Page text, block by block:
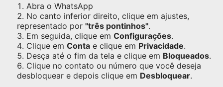
Abra o WhatsApp
No canto inferior direito, clique em ajustes,
representado por "três pontinhos".
Em seguida, clique em Configurações.
Clique em Conta e clique em Privacidade.
Desça até o fim da tela e clique em Bloqueados.
Clique no contato ou número que você deseja
desbloquear e depois clique em Desbloquear.